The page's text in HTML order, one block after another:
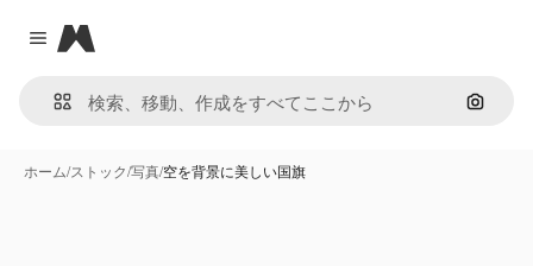
Close menu
Magnific
画像で
ホーム/ストック/写真/空を背景に美しい国旗